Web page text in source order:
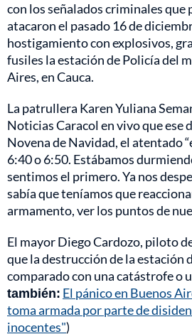
con los señalados criminales
atacaron el pasado 16 de
hostigamiento con explosivos,
fusiles la estación de Policía del
Aires, en Cauca.
La patrullera Karen Yuliana
Noticias Caracol en vivo que ese
Novena de Navidad, el atentado
6:40 o 6:50. Estábamos
sentimos el primero. Ya nos
sabía que teníamos que
armamento, ver los puntos de
El mayor Diego Cardozo, piloto
que la destrucción de la estación
comparado con una catástrofe o
también: El pánico en Buenos
toma armada por parte de
inocentes")